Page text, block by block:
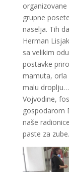
grupne
naselja. Tih
Herman
sa velikim
postavke
mamuta, orla
malu
Vojvodine,
gospodarom
naše
paste za zube.